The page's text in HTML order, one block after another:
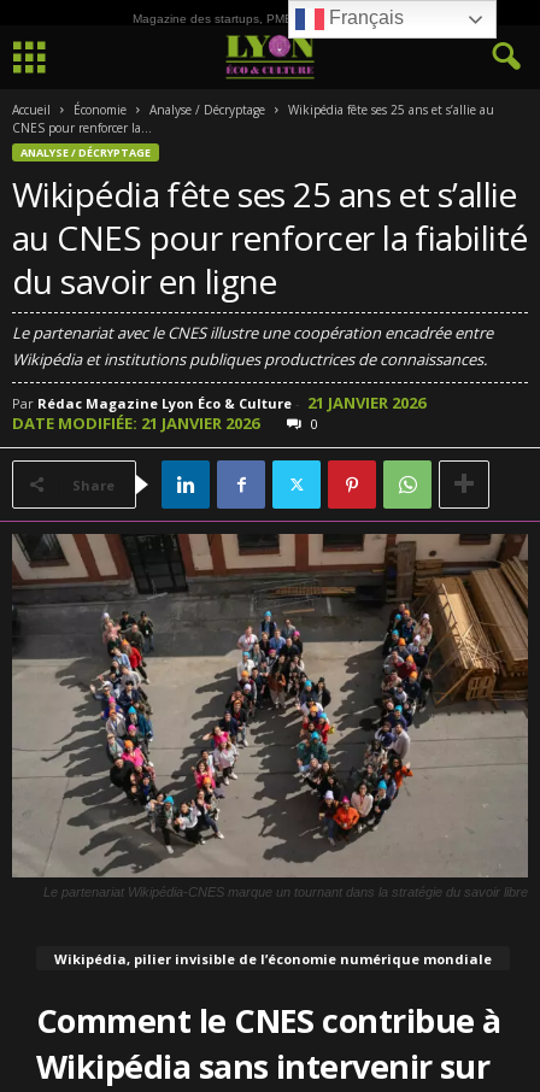
Magazine des startups, PME, ETI et de la Culture
Accueil Économie Analyse / Décryptage
Wikipédia fête ses 25 ans et s’allie au
CNES pour renforcer la...
ANALYSE / DÉCRYPTAGE
Wikipédia fête ses 25 ans et s’allie
au CNES pour renforcer la fiabilité
du savoir en ligne
Le partenariat avec le CNES illustre une coopération encadrée entre
Wikipédia et institutions publiques productrices de connaissances.
Par Rédac Magazine Lyon Éco & Culture - 21 JANVIER 2026
DATE MODIFIÉE: 21 JANVIER 2026
0
Share
Le partenariat Wikipédia-CNES marque un tournant dans la stratégie du savoir libre
Wikipédia, pilier invisible de l’économie numérique mondiale
Comment le CNES contribue à
Wikipédia sans intervenir sur
Français